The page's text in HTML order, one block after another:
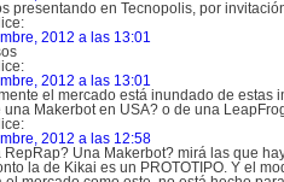
presentando en Tecnopolis, por
2012 a las 13:01
2012 a las 13:01
el mercado está inundado de
una Makerbot en USA? o de una
2012 a las 12:58
RepRap? Una Makerbot? mirá las que
la de Kikai es un PROTOTIPO. Y el